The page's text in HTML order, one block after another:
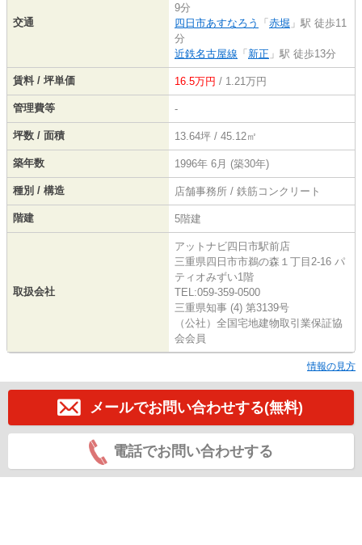
交通
9分
四日市あすなろう
「 赤堀 」駅 徒歩11
分
近鉄名古屋線 「 新正 」駅 徒歩13分
賃料 / 坪単価 16.5万円 / 1.21万円
管理費等 -
坪数 / 面積 13.64坪 / 45.12㎡
築年数 1996年 6月 (築30年)
種別 / 構造 店舗事務所 / 鉄筋コンクリート
階建 5階建
取扱会社
アットナビ四日市駅前店
三重県四日市市鵜の森１丁目2-16 パ
ティオみずい1階
TEL:059-359-0500
三重県知事 (4) 第3139号
（公社）全国宅地建物取引業保証協
会会員
情報の見方
メールでお問い合わせする(無料)
電話でお問い合わせする